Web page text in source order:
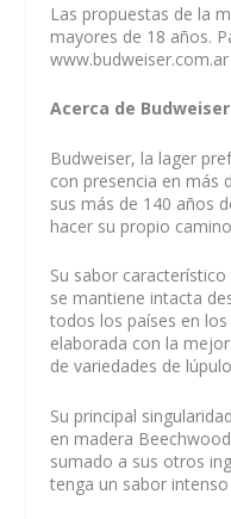
Las propuestas de la
mayores de 18 años.
www.budweiser.com.ar
Acerca de Budweiser
Budweiser, la lager
con presencia en más
sus más de 140 años
hacer su propio
Su sabor
se mantiene intacta
todos los países en
elaborada con la
de variedades de
Su principal
en madera
sumado a sus otros
tenga un sabor